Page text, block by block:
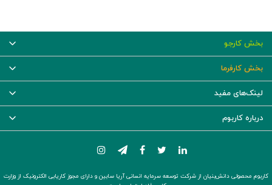
بخش کارجو
بخش کارفرما
لینک‌های مفید
درباره کاربوم
کاربوم محصولی دانش‌بنیان از شرکت توسعه سرمایه انسانی آریا سابین و دارای مجوز کاریابی الکترونیک از وزارت